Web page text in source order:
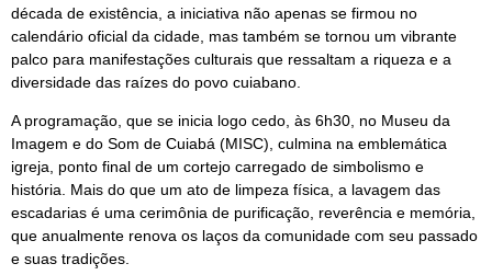
década de existência, a iniciativa não apenas se firmou no
calendário oficial da cidade, mas também se tornou um vibrante
palco para manifestações culturais que ressaltam a riqueza e a
diversidade das raízes do povo cuiabano.
A programação, que se inicia logo cedo, às 6h30, no Museu da
Imagem e do Som de Cuiabá (MISC), culmina na emblemática
igreja, ponto final de um cortejo carregado de simbolismo e
história. Mais do que um ato de limpeza física, a lavagem das
escadarias é uma cerimônia de purificação, reverência e memória,
que anualmente renova os laços da comunidade com seu passado
e suas tradições.